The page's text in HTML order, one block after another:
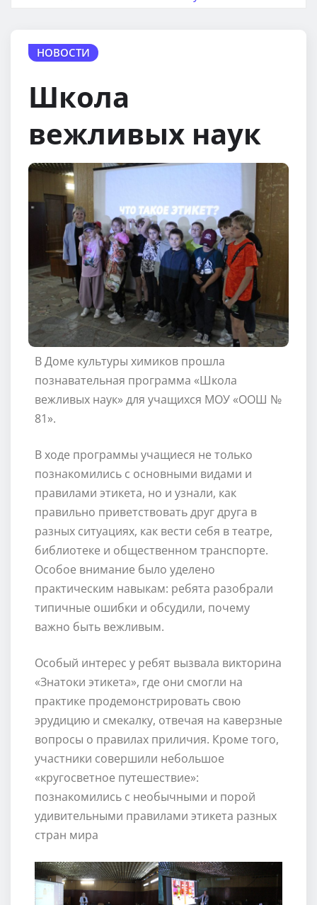
НОВОСТИ
Школа
вежливых наук
В Доме культуры химиков прошла
познавательная программа «Школа
вежливых наук» для учащихся МОУ «ООШ №
81».
В ходе программы учащиеся не только
познакомились с основными видами и
правилами этикета, но и узнали, как
правильно приветствовать друг друга в
разных ситуациях, как вести себя в театре,
библиотеке и общественном транспорте.
Особое внимание было уделено
практическим навыкам: ребята разобрали
типичные ошибки и обсудили, почему
важно быть вежливым.
Особый интерес у ребят вызвала викторина
«Знатоки этикета», где они смогли на
практике продемонстрировать свою
эрудицию и смекалку, отвечая на каверзные
вопросы о правилах приличия. Кроме того,
участники совершили небольшое
«кругосветное путешествие»:
познакомились с необычными и порой
удивительными правилами этикета разных
стран мира